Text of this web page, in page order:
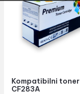
Kompatibilni toner
CF283A